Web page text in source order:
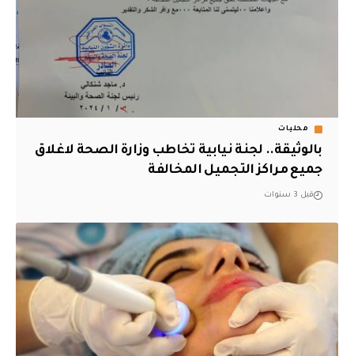
محليات
بالوثيقة.. لجنة نيابية تخاطب وزارة الصحة لاغلاق
جميع مراكز التجميل المخالفة
قبل 3 سنوات